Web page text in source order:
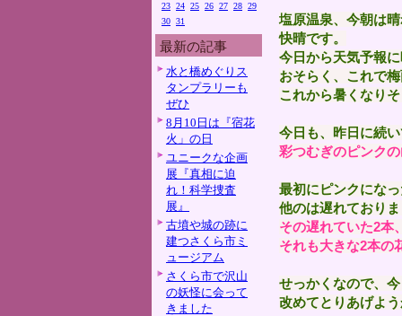
23 24 25 26 27 28 29
30 31
最新の記事
水と橋めぐりス
タンプラリーも
ぜひ
8月10日は『宿花
火」の日
ユニークな企画
展『真相に迫
れ！科学捜査
展』
古墳や城の跡に
建つさくら市ミ
ュージアム
さくら市で沢山
の妖怪に会って
きました
塩原温泉、今朝は
快晴です。
今日から天気予報
おそらく、これで
これから暑くなり
今日も、昨日に続
彩つむぎのピンク
最初にピンクにな
他のは遅れており
その遅れていた2本
それも大きな2本の
せっかくなので、
改めてとりあげよ